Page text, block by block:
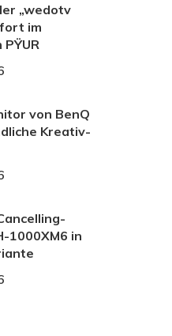
„wedotv
im
von BenQ
Kreativ-
1000XM6 in